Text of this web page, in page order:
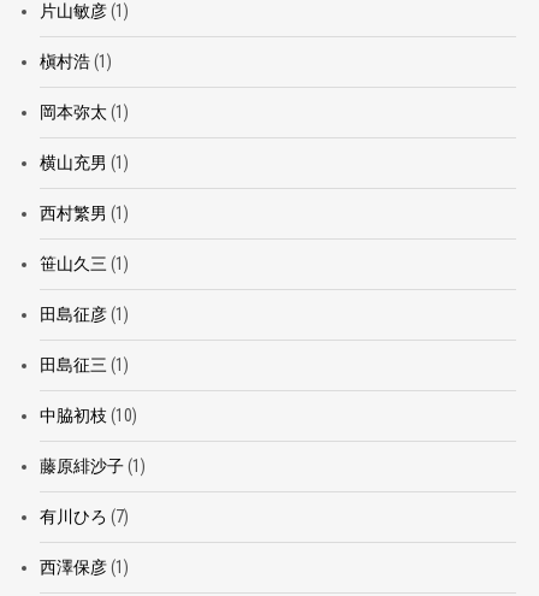
片山敏彦(1)
槇村浩(1)
岡本弥太 (1)
横山充男 (1)
西村繁男 (1)
笹山久三 (1)
田島征彦(1)
田島征三 (1)
中脇初枝 (10)
藤原緋沙子(1)
有川ひろ (7)
西澤保彦(1)